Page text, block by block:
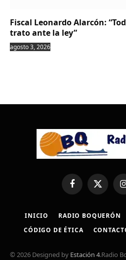
Fiscal Leonardo Alarcón:
trato ante la ley”
agosto 3, 2026
FacebookX
(Twitter)
INICIO RADIO BOQUERÓN
CÓDIGO DE ÉTICA
© 2026 Designed by Estación 4.Radio